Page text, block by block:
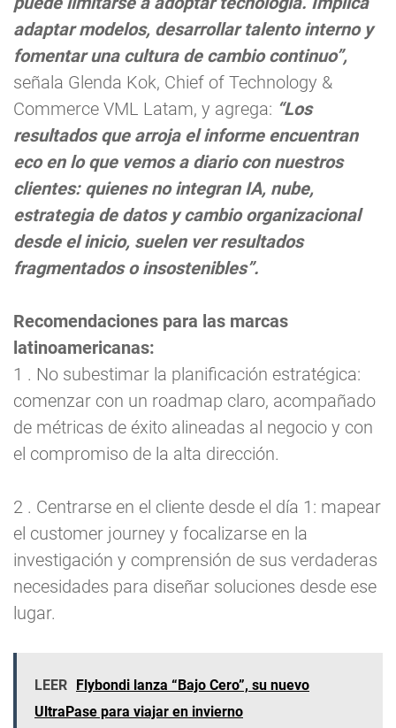
adaptar modelos, desarrollar talento interno y
fomentar una cultura de cambio continuo”,
señala Glenda Kok, Chief of Technology &
Commerce VML Latam, y agrega: “Los
resultados que arroja el informe encuentran
eco en lo que vemos a diario con nuestros
clientes: quienes no integran IA, nube,
estrategia de datos y cambio organizacional
desde el inicio, suelen ver resultados
fragmentados o insostenibles”.
Recomendaciones para las marcas
latinoamericanas:
1 . No subestimar la planificación estratégica:
comenzar con un roadmap claro, acompañado
de métricas de éxito alineadas al negocio y con
el compromiso de la alta dirección.
2 . Centrarse en el cliente desde el día 1: mapear
el customer journey y focalizarse en la
investigación y comprensión de sus verdaderas
necesidades para diseñar soluciones desde ese
lugar.
LEER
Flybondi lanza “Bajo Cero”, su nuevo
UltraPase para viajar en invierno